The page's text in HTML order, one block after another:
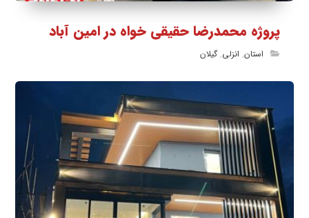
پروژه محمدرضا حقیقی خواه در امین آباد
استان, انزلی,گیلان